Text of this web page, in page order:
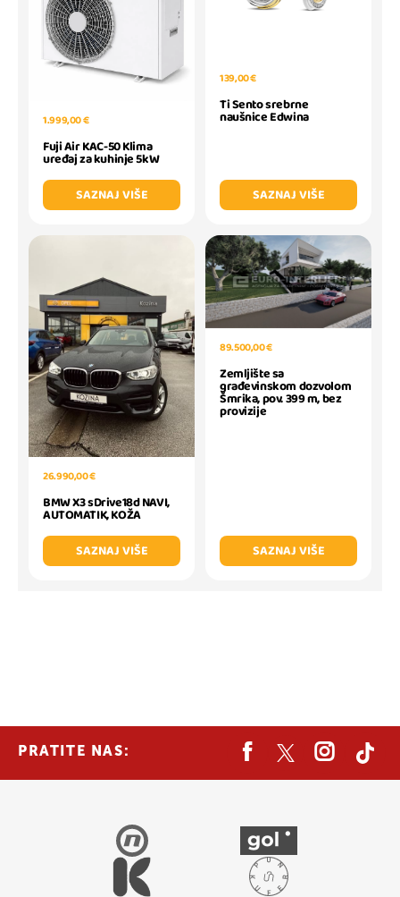
1.999,00 €
Fuji Air KAC-50 Klima
uređaj za kuhinje 5kW
SAZNAJ VIŠE
139,00 €
Ti Sento srebrne
naušnice Edwina
SAZNAJ VIŠE
26.990,00 €
BMW X3 sDrive18d NAVI,
AUTOMATIK, KOŽA
SAZNAJ VIŠE
89.500,00 €
Zemljište sa
građevinskom dozvolom
Šmrika, pov. 399 m, bez
provizije
SAZNAJ VIŠE
PRATITE NAS: